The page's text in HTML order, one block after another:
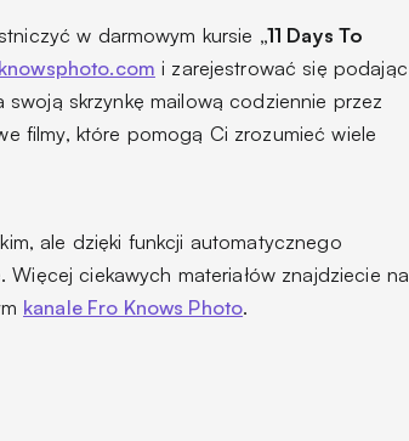
w darmowym kursie „11 Days To
i zarejestrować się podając
skrzynkę mailową codziennie przez
filmy, które pomogą Ci zrozumieć wiele
ale dzięki funkcji automatycznego
ciekawych materiałów znajdziecie na
kanale Fro Knows Photo.